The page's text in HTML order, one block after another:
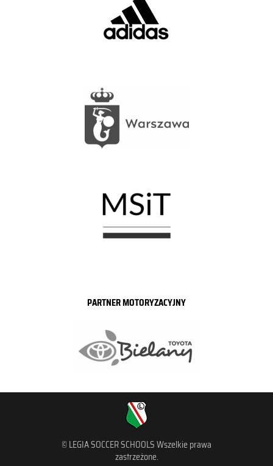
PARTNER MOTORYZACYJNY
© LEGIA SOCCER SCHOOLS Wszelkie prawa
zastrzeżone.